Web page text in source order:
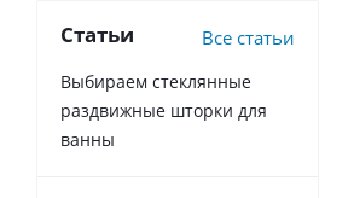
Статьи Все статьи
Выбираем стеклянные
раздвижные шторки для
ванны